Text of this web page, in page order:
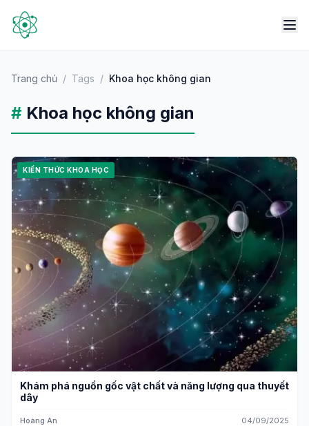
Trang chủ / Tags / Khoa học không gian
# Khoa học không gian
KIẾN THỨC KHOA HỌC
Khám phá nguồn gốc vật chất và năng lượng qua thuyết
dây
Hoàng An 04/09/2025